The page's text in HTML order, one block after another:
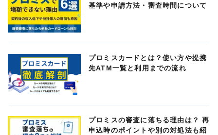
基準や申請方法・審査時間について
プロミスカードとは？使い方や提携
先ATM一覧と利用までの流れ
プロミスの審査に落ちる理由は？ 再
申込時のポイントや別の対処法も紹